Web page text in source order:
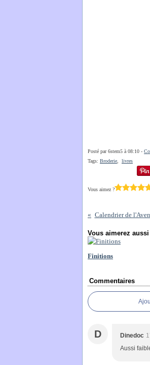
Posté par 6stem5 à 08:10 -
Tags: Broderie livres
Vous aimez ?
Calendrier de
Vous aimerez aussi
Finitions
Commentaires
D Dinedoc
Aussi